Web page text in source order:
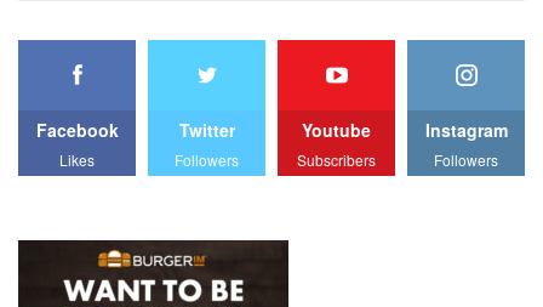
Facebook
Likes
Twitter
Followers
Youtube
Subscribers
Instagram
Followers